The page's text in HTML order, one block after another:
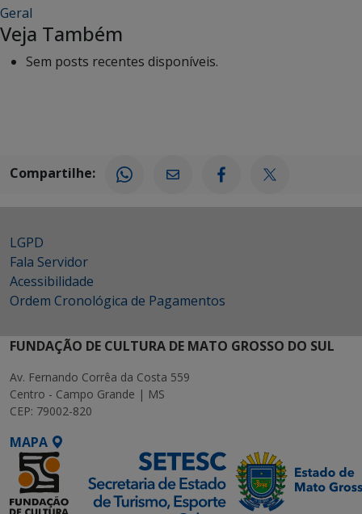
Geral
Veja Também
Sem posts recentes disponíveis.
Compartilhe:
LGPD
Fala Servidor
Acessibilidade
Ordem Cronológica de Pagamentos
FUNDAÇÃO DE CULTURA DE MATO GROSSO DO SUL
Av. Fernando Corrêa da Costa 559
Centro - Campo Grande | MS
CEP: 79002-820
MAPA